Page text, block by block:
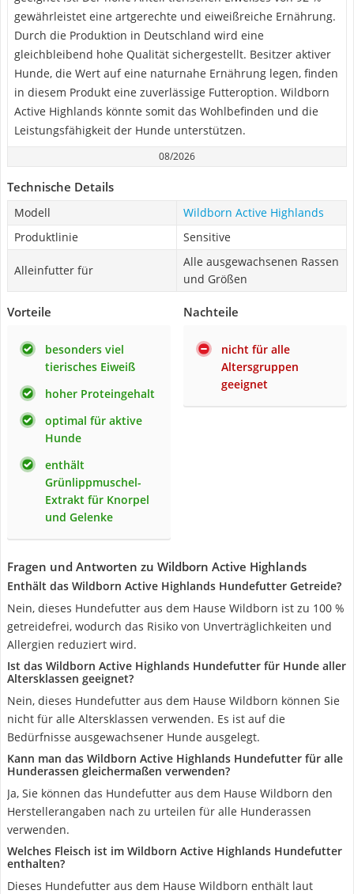
gewährleistet eine artgerechte und eiweißreiche Ernährung.
Durch die Produktion in Deutschland wird eine
gleichbleibend hohe Qualität sichergestellt. Besitzer aktiver
Hunde, die Wert auf eine naturnahe Ernährung legen, finden
in diesem Produkt eine zuverlässige Futteroption. Wildborn
Active Highlands könnte somit das Wohlbefinden und die
Leistungsfähigkeit der Hunde unterstützen.
08/2026
Technische Details
Modell
Wildborn Active Highlands
Produktlinie
Sensitive
Alleinfutter für
Alle ausgewachsenen Rassen
und Größen
Vorteile
besonders viel
tierisches Eiweiß
hoher Proteingehalt
optimal für aktive
Hunde
enthält
Grünlippmuschel-
Extrakt für Knorpel
und Gelenke
Nachteile
nicht für alle
Altersgruppen
geeignet
Fragen und Antworten zu Wildborn Active Highlands
Enthält das Wildborn Active Highlands Hundefutter Getreide?
Nein, dieses Hundefutter aus dem Hause Wildborn ist zu 100 %
getreidefrei, wodurch das Risiko von Unverträglichkeiten und
Allergien reduziert wird.
Ist das Wildborn Active Highlands Hundefutter für Hunde aller
Altersklassen geeignet?
Nein, dieses Hundefutter aus dem Hause Wildborn können Sie
nicht für alle Altersklassen verwenden. Es ist auf die
Bedürfnisse ausgewachsener Hunde ausgelegt.
Kann man das Wildborn Active Highlands Hundefutter für alle
Hunderassen gleichermaßen verwenden?
Ja, Sie können das Hundefutter aus dem Hause Wildborn den
Herstellerangaben nach zu urteilen für alle Hunderassen
verwenden.
Welches Fleisch ist im Wildborn Active Highlands Hundefutter
enthalten?
Dieses Hundefutter aus dem Hause Wildborn enthält laut